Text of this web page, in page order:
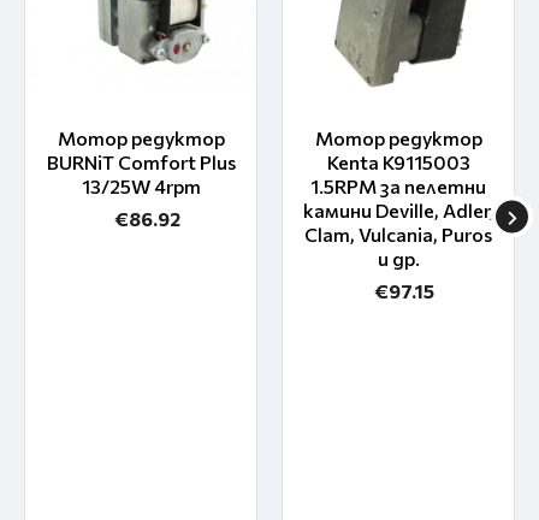
Мотор редуктор
BURNiT Comfort Plus
13/25W 4rpm
€86.92
Мотор редуктор
Kenta K9115003
1.5RPM за пелетни
камини Deville, Adler,
Clam, Vulcania, Puros
и др.
€97.15